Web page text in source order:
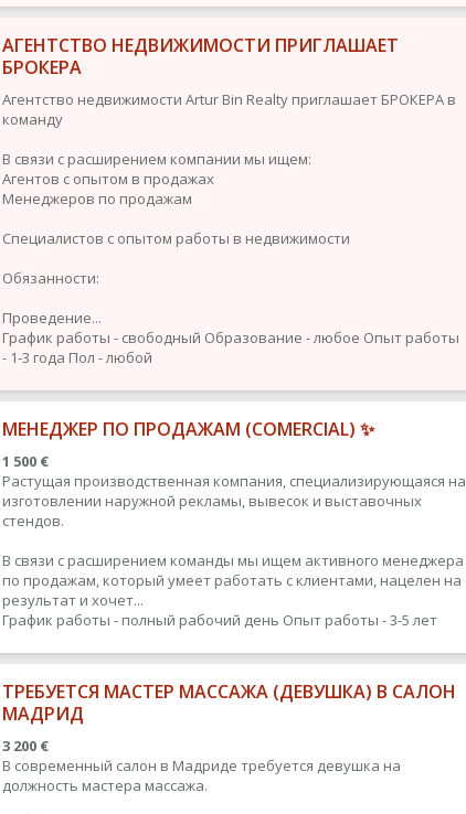
АГЕНТСТВО НЕДВИЖИМОСТИ ПРИГЛАШАЕТ
БРОКЕРА
Агентство недвижимости Artur Bin Realty приглашает БРОКЕРА в
команду
В связи с расширением компании мы ищем:
Агентов с опытом в продажах
Менеджеров по продажам
Специалистов с опытом работы в недвижимости
Обязанности:
Проведение...
График работы - свободный Образование - любое Опыт работы
- 1-3 года Пол - любой
МЕНЕДЖЕР ПО ПРОДАЖАМ (COMERCIAL) ✨
1 500 €
Растущая производственная компания, специализирующаяся на
изготовлении наружной рекламы, вывесок и выставочных
стендов.
В связи с расширением команды мы ищем активного менеджера
по продажам, который умеет работать с клиентами, нацелен на
результат и хочет...
График работы - полный рабочий день Опыт работы - 3-5 лет
ТРЕБУЕТСЯ МАСТЕР МАССАЖА (ДЕВУШКА) В САЛОН
МАДРИД
3 200 €
В современный салон в Мадриде требуется девушка на
должность мастера массажа.